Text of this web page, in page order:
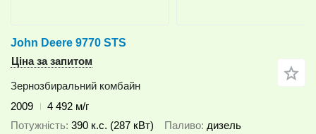
John Deere 9770 STS
Ціна за запитом
Зернозбиральний комбайн
2009
4 492 м/г
Потужність 390 к.с. (287 кВт) Паливо дизель